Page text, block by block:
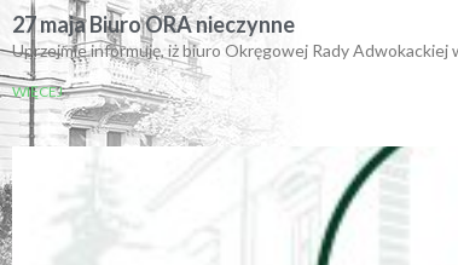
27 maja Biuro ORA nieczynne
Uprzejmie informuję, iż biuro Okręgowej Rady
WIĘCEJ